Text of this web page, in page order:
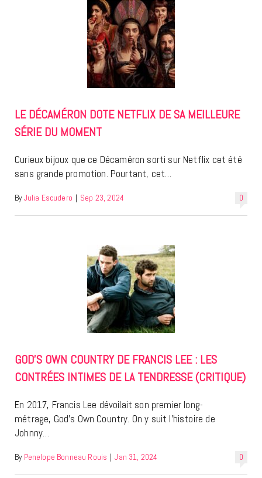
LE DÉCAMÉRON DOTE NETFLIX DE SA MEILLEURE
SÉRIE DU MOMENT
Curieux bijoux que ce Décaméron sorti sur Netflix cet été
sans grande promotion. Pourtant, cet…
0
By Julia Escudero | Sep 23, 2024
GOD’S OWN COUNTRY DE FRANCIS LEE : LES
CONTRÉES INTIMES DE LA TENDRESSE (CRITIQUE)
En 2017, Francis Lee dévoilait son premier long-
métrage, God’s Own Country. On y suit l’histoire de
Johnny…
0
By Penelope Bonneau Rouis | Jan 31, 2024